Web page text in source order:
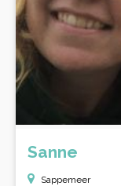
Sanne
Sappemeer